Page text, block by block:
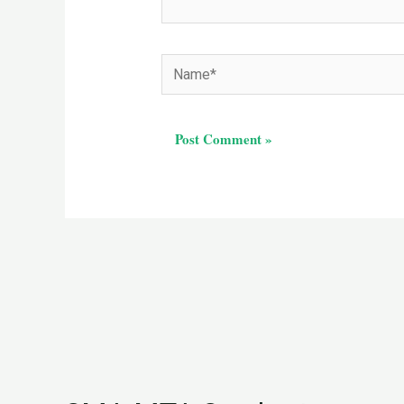
Name*